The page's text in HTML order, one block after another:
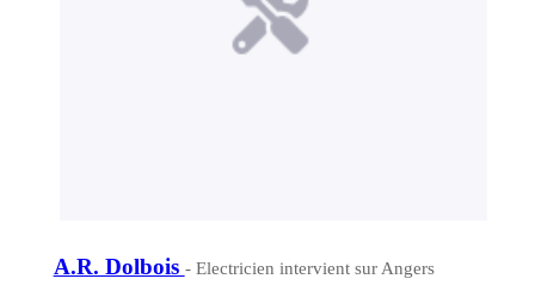
A.R. Dolbois - Electricien intervient sur Angers